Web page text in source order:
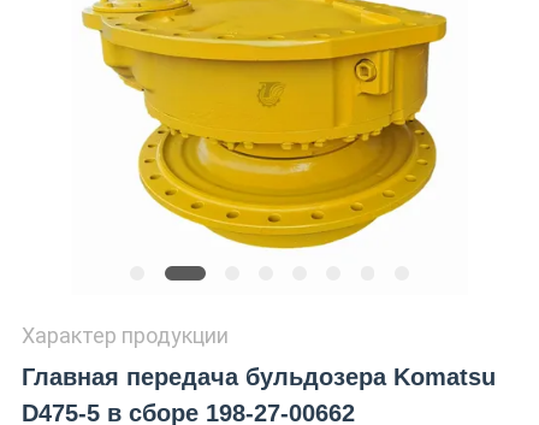
Характер продукции
Главная передача бульдозера Komatsu
D475-5 в сборе 198-27-00662